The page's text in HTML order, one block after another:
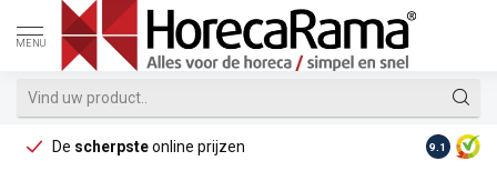
MENU
De scherpsteonline prijzen Op
9.1